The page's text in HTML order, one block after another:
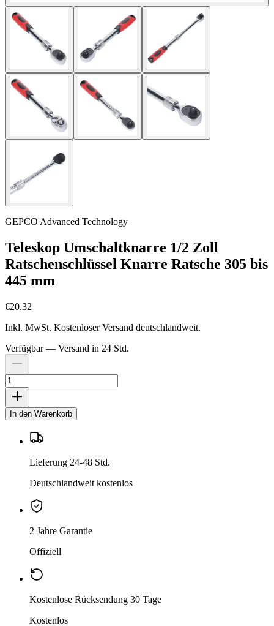
GEPCO Advanced Technology
Teleskop Umschaltknarre 1/2 Zoll
Ratschenschlüssel Knarre Ratsche 305 bis
445 mm
€20.32
Inkl. MwSt. Kostenloser Versand deutschlandweit.
Verfügbar — Versand in 24 Std.
In den Warenkorb
Lieferung 24-48 Std.
Deutschlandweit kostenlos
2 Jahre Garantie
Offiziell
Kostenlose Rücksendung 30 Tage
Kostenlos